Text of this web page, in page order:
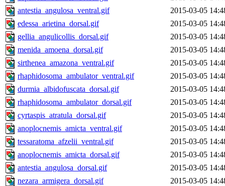
antestia_angulosa_ventral.gif
2015-03-05
edessa_arietina_dorsal.gif
2015-03-05
gellia_angulicollis_dorsal.gif
2015-03-05
menida_amoena_dorsal.gif
2015-03-05
sirthenea_amazona_ventral.gif
2015-03-05
rhaphidosoma_ambulator_ventral.gif
2015-03-05
durmia_albidofuscata_dorsal.gif
2015-03-05
rhaphidosoma_ambulator_dorsal.gif
2015-03-05
cyrtaspis_atratula_dorsal.gif
2015-03-05
anoplocnemis_amicta_ventral.gif
2015-03-05
tessaratoma_afzelii_ventral.gif
2015-03-05
anoplocnemis_amicta_dorsal.gif
2015-03-05
antestia_angulosa_dorsal.gif
2015-03-05
nezara_armigera_dorsal.gif
2015-03-05